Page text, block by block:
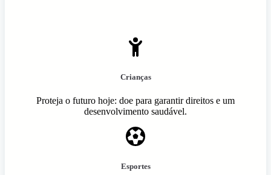
Crianças
Proteja o futuro hoje: doe para garantir direitos e um
desenvolvimento saudável.
Esportes